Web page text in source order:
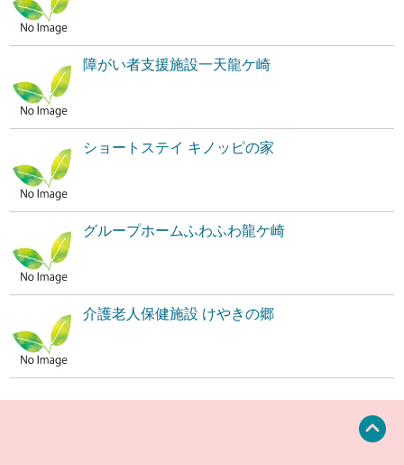
障がい者支援施設一天龍ケ崎
ショートステイ キノッピの家
グループホームふわふわ龍ケ崎
介護老人保健施設 けやきの郷